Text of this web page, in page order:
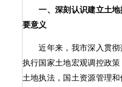
一、深刻认识建立土
要意义
近年来，我市深入贯彻
执行国家土地宏观调控政
土地执法，国土资源管理